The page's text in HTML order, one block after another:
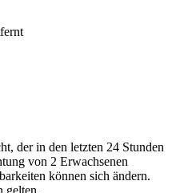
der in den letzten 24 Stunden
von 2 Erwachsenen
können sich ändern.